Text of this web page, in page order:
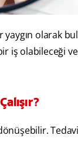
yaygın olarak
iş olabileceği